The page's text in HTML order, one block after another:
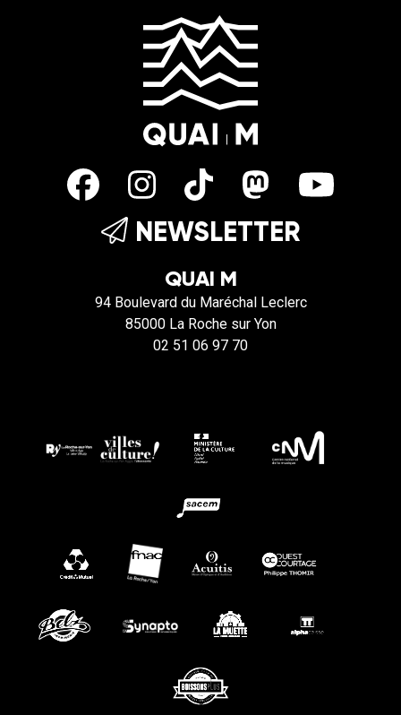
NEWSLETTER
QUAI M
94 Boulevard du Maréchal Leclerc
85000 La Roche sur Yon
02 51 06 97 70